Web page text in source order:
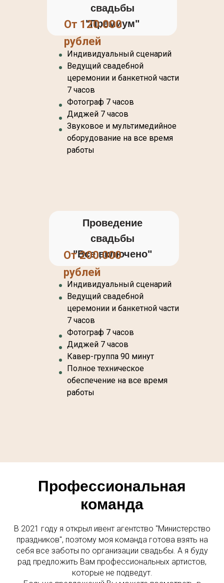
свадьбы
"Премиум"
От 120.000
рублей
Индивидуальный сценарий
Ведущий свадебной
церемонии и банкетной части
7 часов
Фотограф 7 часов
Диджей 7 часов
Звуковое и мультимедийное
оборудование на все время
работы
Индивидуальный сценарий
Ведущий свадебной
церемонии и банкетной части
7 часов
Фотограф 7 часов
Диджей 7 часов
Кавер-группа 90 минут
Полное техническое
обеспечение на все время
работы
Проведение
свадьбы
"Все включено"
От 200.000
рублей
Профессиональная
команда
В 2021 году я открыл ивент агентство "Министерство
праздников", поэтому моя команда готова взять на
себя все заботы по организации свадьбы. А я буду
рад предложить Вам профессиональных артистов,
которые не подведут.